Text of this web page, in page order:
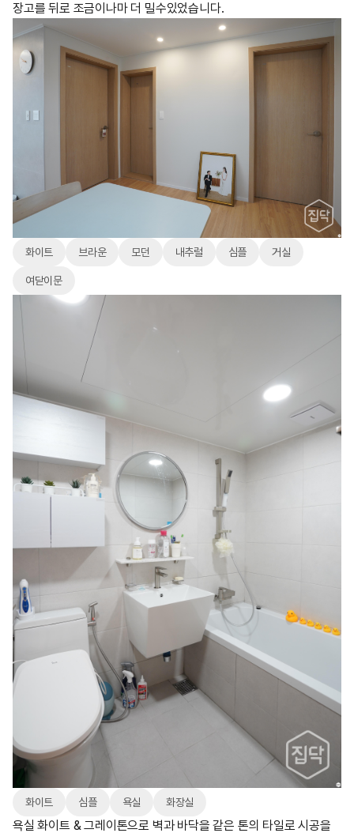
장고를 뒤로 조금이나마 더 밀수있었습니다.
화이트 브라운 모던 내추럴 심플 거실
여닫이문
화이트 심플 욕실 화장실
욕실 화이트 & 그레이톤으로 벽과 바닥을 같은 톤의 타일로 시공을